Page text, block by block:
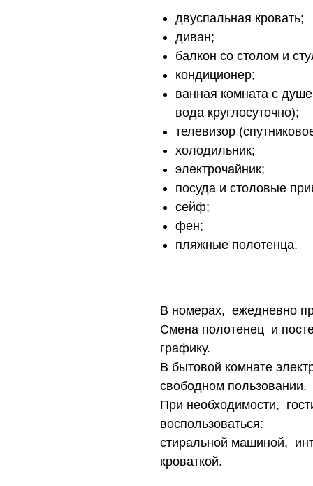
двуспальная кровать;
диван;
балкон со столом и
кондиционер;
ванная комната с
вода круглосуточно);
телевизор
холодильник;
электрочайник;
посуда и столовые
сейф;
фен;
пляжные полотенца.
В номерах, ежедневно
Смена полотенец и
графику.
В бытовой комнате
свободном пользовании.
При необходимости,
воспользоваться:
стиральной машиной,
кроваткой.